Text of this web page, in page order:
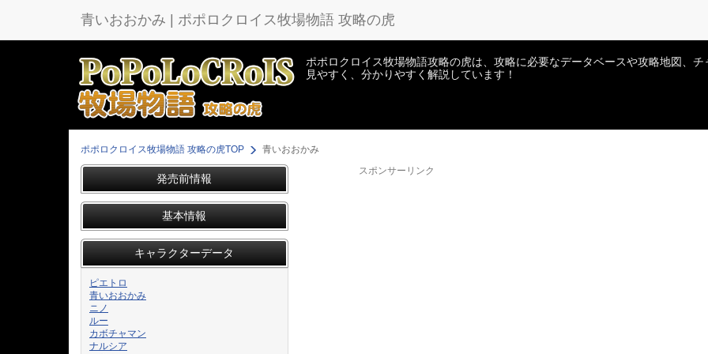
青いおおかみ | ポポロクロイス牧場物語 攻略の虎
ポポロクロイス牧場物語攻略の虎は、攻略に必要なデータベースや攻略地図、チ
見やすく、分かりやすく解説しています！
ポポロクロイス牧場物語 攻略の虎TOP 青いおおかみ
発売前情報
基本情報
キャラクターデータ
ピエトロ
青いおおかみ
ニノ
ルー
カボチャマン
ナルシア
スポンサーリンク